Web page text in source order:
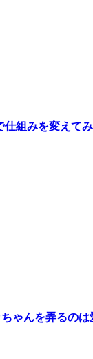
仕組みを変えて
ゃんを弄るのは